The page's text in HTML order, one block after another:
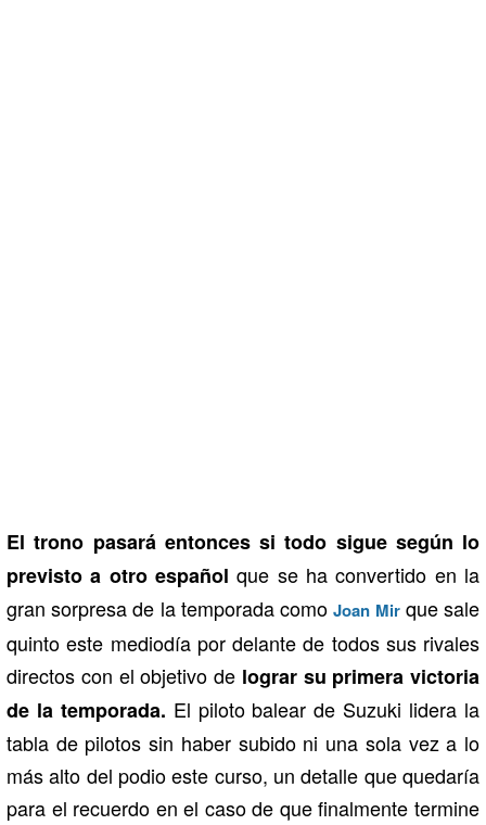
El trono pasará entonces si todo sigue según lo
previsto a otro español que se ha convertido en la
gran sorpresa de la temporada comoJoan Mirque sale
quinto este mediodía por delante de todos sus rivales
directos con el objetivo de lograr su primera victoria
de la temporada. El piloto balear de Suzuki lidera la
tabla de pilotos sin haber subido ni una sola vez a lo
más alto del podio este curso, un detalle que quedaría
para el recuerdo en el caso de que finalmente termine